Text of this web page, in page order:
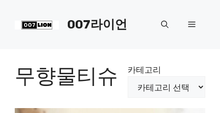
007라이언 메
무향물티슈 카테고리